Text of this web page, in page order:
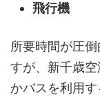
飛行機
所要時間が圧
すが、新千歳
かバスを利用す